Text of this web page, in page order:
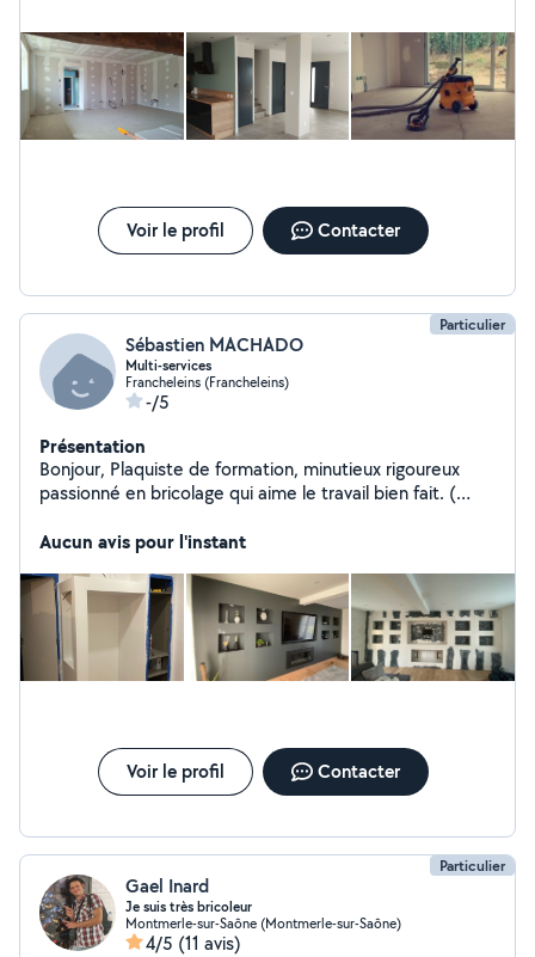
Voir le profil Contacter
Particulier
Sébastien MACHADO
Multi-services
Francheleins (Francheleins)
-/5
Présentation
Bonjour, Plaquiste de formation, minutieux rigoureux
passionné en bricolage qui aime le travail bien fait. (
parquet/ Pose de revêtement de sol/
Électricité ) Alors si vous avez besoin n'hésitez pas
Aucun avis pour l'instant
Voir le profil Contacter
Particulier
Gael Inard
Je suis très bricoleur
Montmerle-sur-Saône (Montmerle-sur-Saône)
4/5 (11 avis)